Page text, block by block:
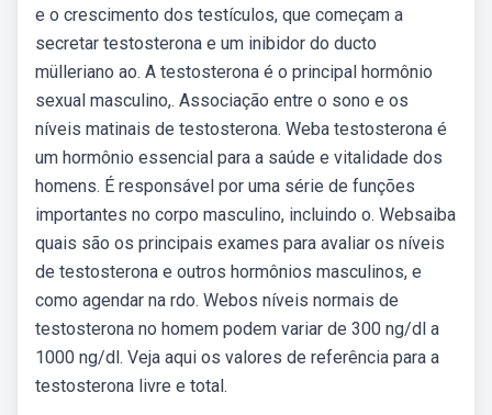
e o crescimento dos testículos, que começam a
secretar testosterona e um inibidor do ducto
mülleriano ao. A testosterona é o principal hormônio
sexual masculino,. Associação entre o sono e os
níveis matinais de testosterona. Weba testosterona é
um hormônio essencial para a saúde e vitalidade dos
homens. É responsável por uma série de funções
importantes no corpo masculino, incluindo o. Websaiba
quais são os principais exames para avaliar os níveis
de testosterona e outros hormônios masculinos, e
como agendar na rdo. Webos níveis normais de
testosterona no homem podem variar de 300 ng/dl a
1000 ng/dl. Veja aqui os valores de referência para a
testosterona livre e total.